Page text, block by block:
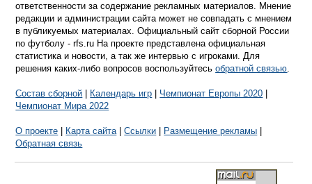
ответственности за содержание рекламных материалов. Мнение
редакции и администрации сайта может не совпадать с мнением
в публикуемых материалах. Официальный сайт сборной России
по футболу - rfs.ru На проекте представлена официальная
статистика и новости, а так же интервью с игроками. Для
решения каких-либо вопросов воспользуйтесьобратной связью.
Состав сборной Календарь игр Чемпионат Европы 2020
Чемпионат Мира 2022
О проекте Карта сайта|Ссылки Размещение рекламы
Обратная связь